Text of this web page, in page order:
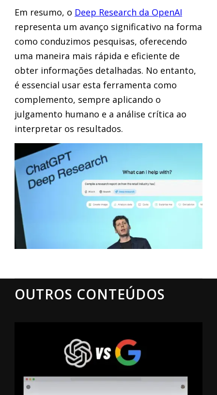
Em resumo, o Deep Research da OpenAI
representa um avanço significativo na forma
como conduzimos pesquisas, oferecendo
uma maneira mais rápida e eficiente de
obter informações detalhadas. No entanto,
é essencial usar esta ferramenta como
complemento, sempre aplicando o
julgamento humano e a análise crítica ao
interpretar os resultados.
OUTROS CONTEÚDOS